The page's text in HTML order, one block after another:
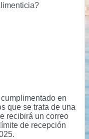
en
que se trata de una
recibirá un correo
de recepción